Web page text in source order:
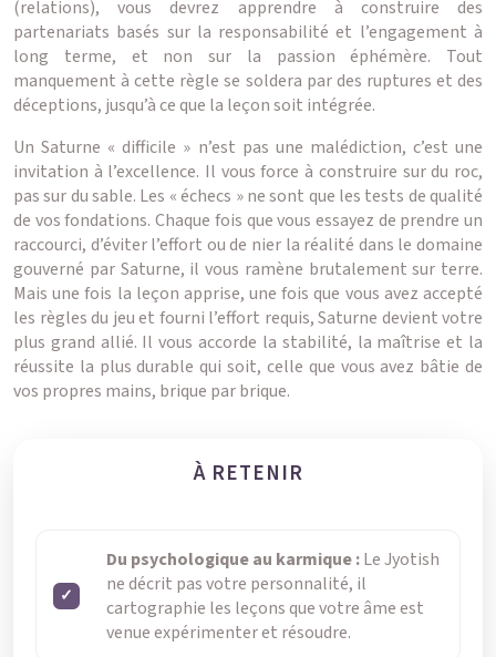
(relations), vous devrez apprendre à construire des
partenariats basés sur la responsabilité et l’engagement à
long terme, et non sur la passion éphémère. Tout
manquement à cette règle se soldera par des ruptures et des
déceptions, jusqu’à ce que la leçon soit intégrée.
Un Saturne « difficile » n’est pas une malédiction, c’est une
invitation à l’excellence. Il vous force à construire sur du roc,
pas sur du sable. Les « échecs » ne sont que les tests de qualité
de vos fondations. Chaque fois que vous essayez de prendre un
raccourci, d’éviter l’effort ou de nier la réalité dans le domaine
gouverné par Saturne, il vous ramène brutalement sur terre.
Mais une fois la leçon apprise, une fois que vous avez accepté
les règles du jeu et fourni l’effort requis, Saturne devient votre
plus grand allié. Il vous accorde la stabilité, la maîtrise et la
réussite la plus durable qui soit, celle que vous avez bâtie de
vos propres mains, brique par brique.
À RETENIR
Du psychologique au karmique :Le Jyotish
ne décrit pas votre personnalité, il
cartographie les leçons que votre âme est
venue expérimenter et résoudre.